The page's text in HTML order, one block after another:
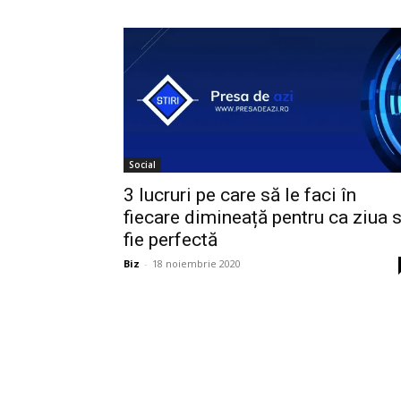
Social
3 lucruri pe care să le faci în
fiecare dimineață pentru ca ziua
fie perfectă
Biz - 18 noiembrie 2020